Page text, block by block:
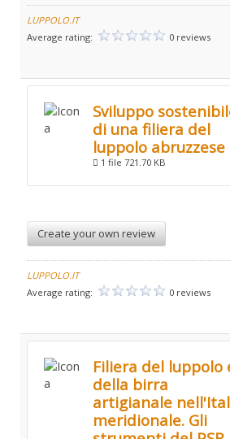
LUPPOLO.IT
Average rating:
0 reviews
Sviluppo
di una filiera del
luppolo abruzzese
1 file 721.70 KB
Create your own review
LUPPOLO.IT
Average rating:
0 reviews
Filiera del luppolo
della birra
artigianale
meridionale. Gli